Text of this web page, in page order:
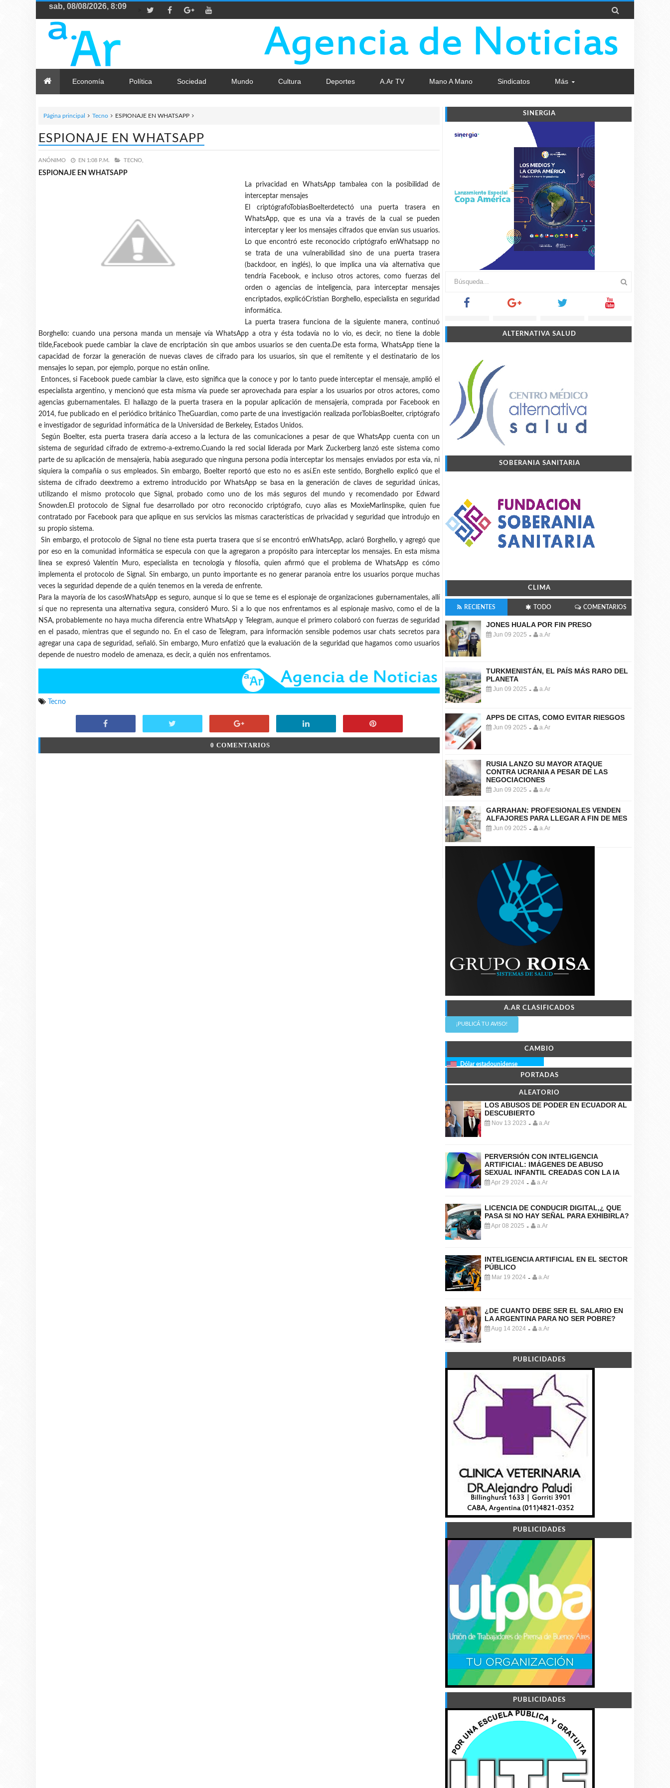

Economía Política Sociedad Mundo Cultura Deportes A.Ar TV Mano A Mano Sindicatos Más
Página principal Tecno ESPIONAJE EN WHATSAPP
ESPIONAJE EN WHATSAPP
ANÓNIMO EN 1:08 P.M. TECNO,
ESPIONAJE EN WHATSAPP
La privacidad en WhatsApp tambalea con la posibilidad de
interceptar mensajes
El criptógrafoTobiasBoelterdetectó una puerta trasera en
WhatsApp, que es una vía a través de la cual se pueden
interceptar y leer los mensajes cifrados que envían sus usuarios.
Lo que encontró este reconocido criptógrafo enWhatsapp no
se trata de una vulnerabilidad sino de una puerta trasera
(backdoor, en inglés), lo que implica una vía alternativa que
tendría Facebook, e incluso otros actores, como fuerzas del
orden o agencias de inteligencia, para interceptar mensajes
encriptados, explicóCristian Borghello, especialista en seguridad
informática.
La puerta trasera funciona de la siguiente manera, continuó
Borghello: cuando una persona manda un mensaje vía WhatsApp a otra y ésta todavía no lo vio, es decir, no tiene la doble
tilde,Facebook puede cambiar la clave de encriptación sin que ambos usuarios se den cuenta.De esta forma, WhatsApp tiene la
capacidad de forzar la generación de nuevas claves de cifrado para los usuarios, sin que el remitente y el destinatario de los
mensajes lo sepan, por ejemplo, porque no están online.
Entonces, si Facebook puede cambiar la clave, esto significa que la conoce y por lo tanto puede interceptar el mensaje, amplió el
especialista argentino, y mencionó que esta misma vía puede ser aprovechada para espiar a los usuarios por otros actores, como
agencias gubernamentales. El hallazgo de la puerta trasera en la popular aplicación de mensajería, comprada por Facebook en
2014, fue publicado en el periódico británico TheGuardian, como parte de una investigación realizada porTobiasBoelter, criptógrafo
e investigador de seguridad informática de la Universidad de Berkeley, Estados Unidos.
Según Boelter, esta puerta trasera daría acceso a la lectura de las comunicaciones a pesar de que WhatsApp cuenta con un
sistema de seguridad cifrado de extremo-a-extremo.Cuando la red social liderada por Mark Zuckerberg lanzó este sistema como
parte de su aplicación de mensajería, había asegurado que ninguna persona podía interceptar los mensajes enviados por esta vía, ni
siquiera la compañía o sus empleados. Sin embargo, Boelter reportó que esto no es así.En este sentido, Borghello explicó que el
sistema de cifrado deextremo a extremo introducido por WhatsApp se basa en la generación de claves de seguridad únicas,
utilizando el mismo protocolo que Signal, probado como uno de los más seguros del mundo y recomendado por Edward
Snowden.El protocolo de Signal fue desarrollado por otro reconocido criptógrafo, cuyo alias es MoxieMarlinspike, quien fue
contratado por Facebook para que aplique en sus servicios las mismas características de privacidad y seguridad que introdujo en
su propio sistema.
Sin embargo, el protocolo de Signal no tiene esta puerta trasera que sí se encontró enWhatsApp, aclaró Borghello, y agregó que
por eso en la comunidad informática se especula con que la agregaron a propósito para interceptar los mensajes. En esta misma
línea se expresó Valentín Muro, especialista en tecnología y filosofía, quien afirmó que el problema de WhatsApp es cómo
implementa el protocolo de Signal. Sin embargo, un punto importante es no generar paranoia entre los usuarios porque muchas
veces la seguridad depende de a quién tenemos en la vereda de enfrente.
Para la mayoría de los casosWhatsApp es seguro, aunque si lo que se teme es el espionaje de organizaciones gubernamentales, allí
sí que no representa una alternativa segura, consideró Muro. Si a lo que nos enfrentamos es al espionaje masivo, como el de la
NSA, probablemente no haya mucha diferencia entre WhatsApp y Telegram, aunque el primero colaboró con fuerzas de seguridad
en el pasado, mientras que el segundo no. En el caso de Telegram, para información sensible podemos usar chats secretos para
agregar una capa de seguridad, señaló. Sin embargo, Muro enfatizó que la evaluación de la seguridad que hagamos como usuarios
depende de nuestro modelo de amenaza, es decir, a quién nos enfrentamos.
Tecno
0 COMENTARIOS
SINERGIA
ALTERNATIVA SALUD
SOBERANIA SANITARIA
CLIMA
RECIENTES TODO COMENTARIOS
JONES HUALA POR FIN PRESO
Jun 09 2025 - a.Ar
TURKMENISTÁN, EL PAÍS MÁS RARO DEL
PLANETA
Jun 09 2025 - a.Ar
APPS DE CITAS, COMO EVITAR RIESGOS
Jun 09 2025 - a.Ar
RUSIA LANZO SU MAYOR ATAQUE
CONTRA UCRANIA A PESAR DE LAS
NEGOCIACIONES
Jun 09 2025 - a.Ar
GARRAHAN: PROFESIONALES VENDEN
ALFAJORES PARA LLEGAR A FIN DE MES
Jun 09 2025 - a.Ar
A.AR CLASIFICADOS
¡PUBLICÁ TU AVISO!
CAMBIO
Dólar estadounidense
PORTADAS
ALEATORIO
LOS ABUSOS DE PODER EN ECUADOR AL
DESCUBIERTO
Nov 13 2023 - a.Ar
PERVERSIÓN CON INTELIGENCIA
ARTIFICIAL: IMÁGENES DE ABUSO
SEXUAL INFANTIL CREADAS CON LA IA
Apr 29 2024 - a.Ar
LICENCIA DE CONDUCIR DIGITAL,¿ QUE
PASA SI NO HAY SEÑAL PARA EXHIBIRLA?
Apr 08 2025 - a.Ar
INTELIGENCIA ARTIFICIAL EN EL SECTOR
PÚBLICO
Mar 19 2024 - a.Ar
¿DE CUANTO DEBE SER EL SALARIO EN
LA ARGENTINA PARA NO SER POBRE?
Aug 14 2024 - a.Ar
PUBLICIDADES
PUBLICIDADES
PUBLICIDADES